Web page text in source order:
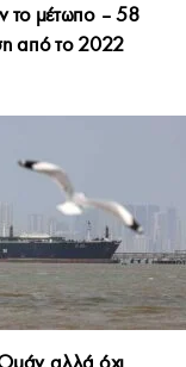
το μέτωπο – 58
από το 2022